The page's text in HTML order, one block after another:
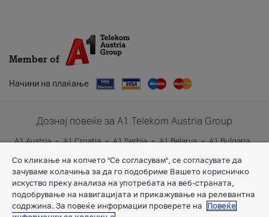
Member of
Начини на плаќање
Дознај повеќе за A1 Telekom Austria Group
A1 Austria A1 Croatia A1 Serbia A1 Belarus
A1 Bulgaria
Со кликање на копчето "Се согласувам", се согласувате да
зачуваме колачиња за да го подобриме Вашето корисничко
искуство преку анализа на употребата на веб-страната,
подобрување на навигацијата и прикажување на релевантна
содржина. За повеќе информации проверете на
Повеќе